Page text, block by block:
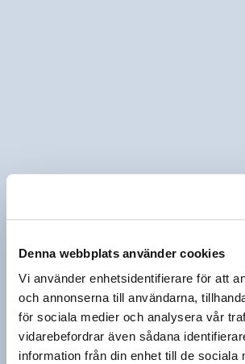
Denna webbplats använder cookies
Vi använder enhetsidentifierare för att
och annonserna till användarna,
för sociala medier och analysera vår
vidarebefordrar även sådana
information från din enhet till de sociala